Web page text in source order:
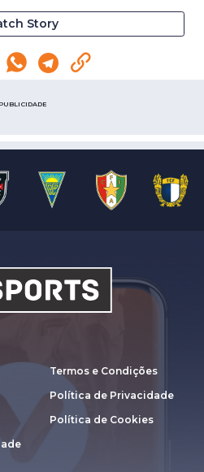
Story
PUBLICIDADE
Termos e Condições
Política de Privacidade
Política de Cookies